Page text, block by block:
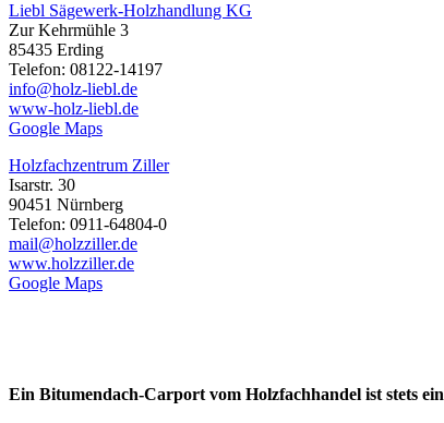
Liebl Sägewerk-Holzhandlung KG
Zur Kehrmühle 3
85435 Erding
Telefon: 08122-14197
info@holz-liebl.de
www-holz-liebl.de
Google Maps
Holzfachzentrum Ziller
Isarstr. 30
90451 Nürnberg
Telefon: 0911-64804-0
mail@holzziller.de
www.holzziller.de
Google Maps
Ein Bitumendach-Carport vom Holzfachhandel ist stets